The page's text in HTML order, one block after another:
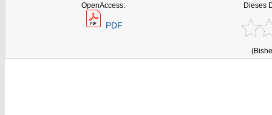
OpenAccess:
PDF
Dieses